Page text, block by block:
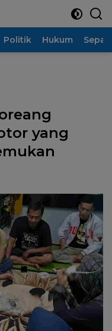
Politik Hukum
yang